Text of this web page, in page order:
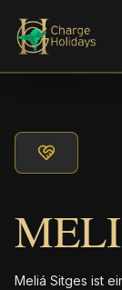
Meliá Sitges ist